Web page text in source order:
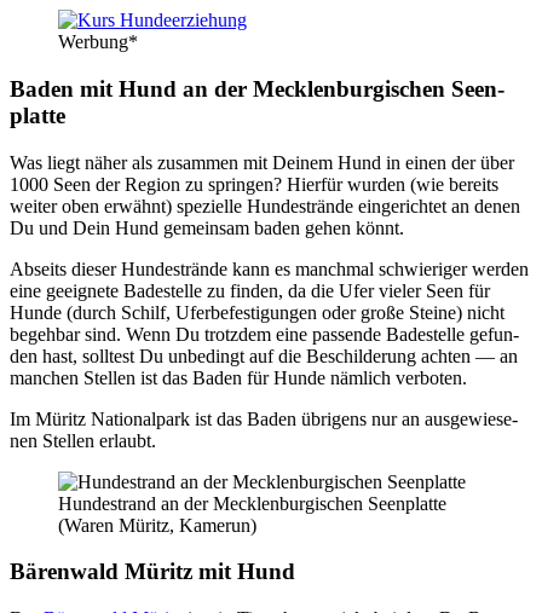
Wer­bung*
Baden mit Hund an der Meck­len­bur­gi­schen Seen­
plat­te
Was liegt näher als zusam­men mit Dei­nem Hund in einen der über
1000 Seen der Regi­on zu sprin­gen? Hier­für wur­den (wie bereits
wei­ter oben erwähnt) spe­zi­el­le Hun­de­strän­de ein­ge­rich­tet an denen
Du und Dein Hund gemein­sam baden gehen könnt.
Abseits die­ser Hun­de­strän­de kann es manch­mal schwie­ri­ger wer­den
eine geeig­ne­te Bade­stel­le zu fin­den, da die Ufer vie­ler Seen für
Hun­de (durch Schilf, Ufer­be­fes­ti­gun­gen oder gro­ße Stei­ne) nicht
begeh­bar sind. Wenn Du trotz­dem eine pas­sen­de Bade­stel­le gefun­
den hast, soll­test Du unbe­dingt auf die Beschil­de­rung ach­ten — an
man­chen Stel­len ist das Baden für Hun­de näm­lich ver­bo­ten.
Im Müritz Natio­nal­park ist das Baden übri­gens nur an aus­ge­wie­se­
nen Stel­len erlaubt.
Hun­de­strand an der Meck­len­bur­gi­schen Seen­plat­te
(Waren Müritz, Kame­run)
Bären­wald Müritz mit Hund